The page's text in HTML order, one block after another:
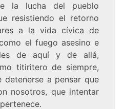
la lucha del pueblo
resistiendo el retorno
a la vida cívica de
el fuego asesino e
de aquí y de allá,
titiritero de siempre,
detenerse a pensar que
nosotros, que intentar